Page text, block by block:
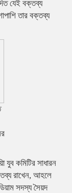
যেই বক্তব্য
তার বক্তব্য
যুব কমিটির সাধারন
রাখেন, আহলে
সদস্য সৈয়দ